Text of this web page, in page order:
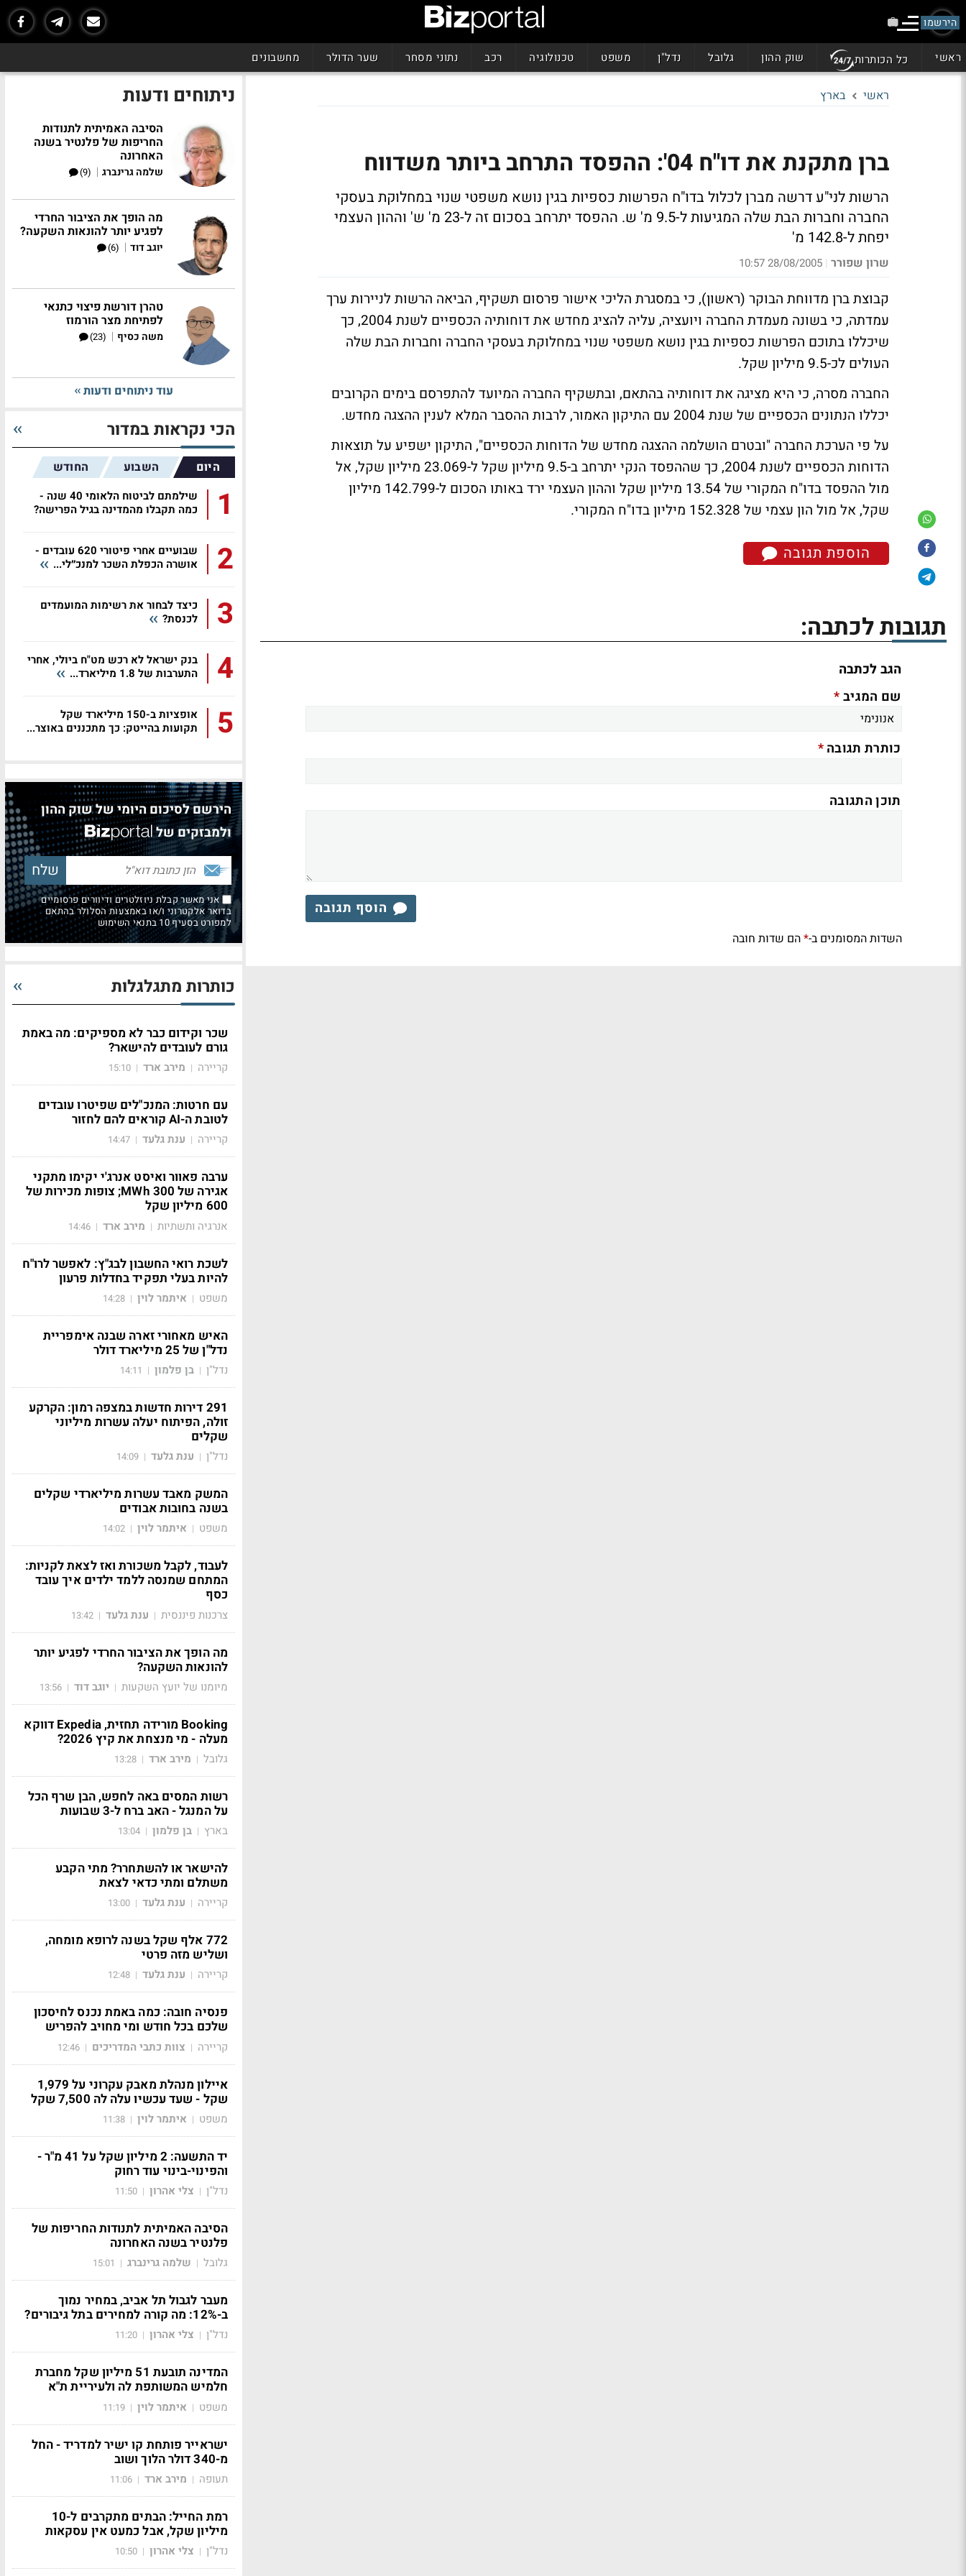
הירשמו
ראשי כל הכותרות שוק ההון גלובל נדל"ן משפט טכנולוגיה רכב נתוני מסחר שער הדולר מחשבונים
ראשי בארץ
ברן מתקנת את דו"ח 04': ההפסד התרחב ביותר משדווח
הרשות לני"ע דרשה מברן לכלול בדו"ח הפרשות כספיות בגין נושא משפטי שנוי במחלוקת בעסקי
החברה וחברות הבת שלה המגיעות ל-9.5 מ' ש. ההפסד יתרחב בסכום זה ל-23 מ' ש' וההון העצמי
יפחת ל-142.8 מ'
שרון שפורר |
28/08/2005 10:57
קבוצת ברן מדווחת הבוקר (ראשון), כי במסגרת הליכי אישור פרסום תשקיף, הביאה הרשות לניירות ערך
עמדתה, כי בשונה מעמדת החברה ויועציה, עליה להציג מחדש את דוחותיה הכספיים לשנת 2004, כך
שיכללו בתוכם הפרשות כספיות בגין נושא משפטי שנוי במחלוקת בעסקי החברה וחברות הבת שלה
העולים לכ-9.5 מיליון שקל.
החברה מסרה, כי היא מציגה את דוחותיה בהתאם, ובתשקיף החברה המיועד להתפרסם בימים הקרובים
יכללו הנתונים הכספיים של שנת 2004 עם התיקון האמור, לרבות ההסבר המלא לענין ההצגה מחדש.
על פי הערכת החברה "ובטרם הושלמה ההצגה מחדש של הדוחות הכספיים", התיקון ישפיע על תוצאות
הדוחות הכספיים לשנת 2004, כך שההפסד הנקי יתרחב ב-9.5 מיליון שקל ל-23.069 מיליון שקל, אל
מול ההפסד בדו"ח המקורי של 13.54 מיליון שקל וההון העצמי ירד באותו הסכום ל-142.799 מיליון
שקל, אל מול הון עצמי של 152.328 מיליון בדו"ח המקורי.
הוספת תגובה
תגובות לכתבה:
הגב לכתבה
שם המגיב*
כותרת תגובה*
תוכן התגובה
הוסף תגובה
השדות המסומנים ב-*הם שדות חובה
ניתוחים ודעות
הסיבה האמיתית לתנודות
החריפות של פלנטיר בשנה
האחרונה
שלמה גרינברג |
(9)
מה הופך את הציבור החרדי
לפגיע יותר להונאות השקעה?
יוגב דוד |
(6)
טהרן דורשת פיצוי כתנאי
לפתיחת מצר הורמוז
משה כסיף |
(23)
עוד ניתוחים ודעות
הכי נקראות במדור
היום השבוע החודש
1
שילמתם לביטוח הלאומי 40 שנה -
כמה תקבלו מהמדינה בגיל הפרישה?
2
שבועיים אחרי פיטורי 620 עובדים -
אושרה הכפלת השכר למנכ״לי...
3
כיצד לבחור את רשימות המועמדים
לכנסת?
4
בנק ישראל לא רכש מט"ח ביולי, אחרי
התערבות של 1.8 מיליארד...
5
אופציות ב-150 מיליארד שקל
תקועות בהייטק: כך מתכננים באוצר...
הירשם לסיכום היומי של שוק ההון
ולמבזקים של
אני מאשר קבלת ניוזלטרים ודיוורים פרסומיים
בדואר אלקטרוני ו/או באמצעות הסלולר בהתאם
למפורט בסעיף 10 בתנאי השימוש
כותרות מתגלגלות
שכר וקידום כבר לא מספיקים: מה באמת
גורם לעובדים להישאר?
קריירה | מירב ארד |
15:10
עם חרטות: המנכ"לים שפיטרו עובדים
לטובת ה-AI קוראים להם לחזור
קריירה | ענת גלעד |
14:47
ערבה פאוור ואיסט אנרג'י יקימו מתקני
אגירה של 300 MWh; צופות מכירות של
600 מיליון שקל
אנרגיה ותשתיות | מירב ארד |
14:46
לשכת רואי החשבון לבג"ץ: לאפשר לרו"ח
להיות בעלי תפקיד בחדלות פרעון
משפט | איתמר לוין |
14:28
האיש מאחורי זארה שבנה אימפריית
נדל"ן של 25 מיליארד דולר
נדל"ן | בן פלמון |
14:11
291 דירות חדשות במצפה רמון: הקרקע
זולה, הפיתוח יעלה עשרות מיליוני
שקלים
נדל"ן | ענת גלעד |
14:09
המשק מאבד עשרות מיליארדי שקלים
בשנה בחובות אבודים
משפט | איתמר לוין |
14:02
לעבוד, לקבל משכורת ואז לצאת לקניות:
המתחם שמנסה ללמד ילדים איך עובד
כסף
צרכנות פיננסית | ענת גלעד |
13:42
מה הופך את הציבור החרדי לפגיע יותר
להונאות השקעה?
מיומנו של יועץ השקעות | יוגב דוד |
13:56
Booking מורידה תחזית, Expedia דווקא
מעלה - מי מנצחת את קיץ 2026?
גלובל | מירב ארד |
13:28
רשות המסים באה לחפש, הבן שרף הכל
על המנגל - האב ברח ל-3 שבועות
בארץ | בן פלמון |
13:04
להישאר או להשתחרר? מתי הקבע
משתלם ומתי כדאי לצאת
קריירה | ענת גלעד |
13:00
772 אלף שקל בשנה לרופא מומחה,
ושליש מזה פרטי
קריירה | ענת גלעד |
12:48
פנסיה חובה: כמה באמת נכנס לחיסכון
שלכם בכל חודש ומי מחויב להפריש
קריירה | צוות כתבי המדריכים |
12:46
איילון מנהלת מאבק עקרוני על 1,979
שקל - שעד עכשיו עלה לה 7,500 שקל
משפט | איתמר לוין |
11:38
יד התשעה: 2 מיליון שקל על 41 מ"ר -
והפינוי-בינוי עוד רחוק
נדל"ן | צלי אהרון |
11:50
הסיבה האמיתית לתנודות החריפות של
פלנטיר בשנה האחרונה
גלובל | שלמה גרינברג |
15:01
מעבר לגבול תל אביב, במחיר נמוך
ב-12%: מה קורה למחירים בתל גיבורים?
נדל"ן | צלי אהרון |
11:20
המדינה תובעת 51 מיליון שקל מחברת
חלמיש המשותפת לה ולעיריית ת"א
משפט | איתמר לוין |
11:19
ישראייר פותחת קו ישיר למדריד - החל
מ-340 דולר הלוך ושוב
תעופה | מירב ארד |
11:06
רמת החייל: הבתים מתקרבים ל-10
מיליון שקל, אבל כמעט אין עסקאות
נדל"ן | צלי אהרון |
10:50